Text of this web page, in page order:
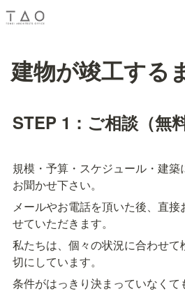
建物が竣工する
STEP 1：ご相談（無料
規模・予算・スケジュール・建
お聞かせ下さい。
メールやお電話を頂いた後、直
せていただきます。
私たちは、個々の状況に合わせて
切にしています。
条件がはっきり決まっていなくて